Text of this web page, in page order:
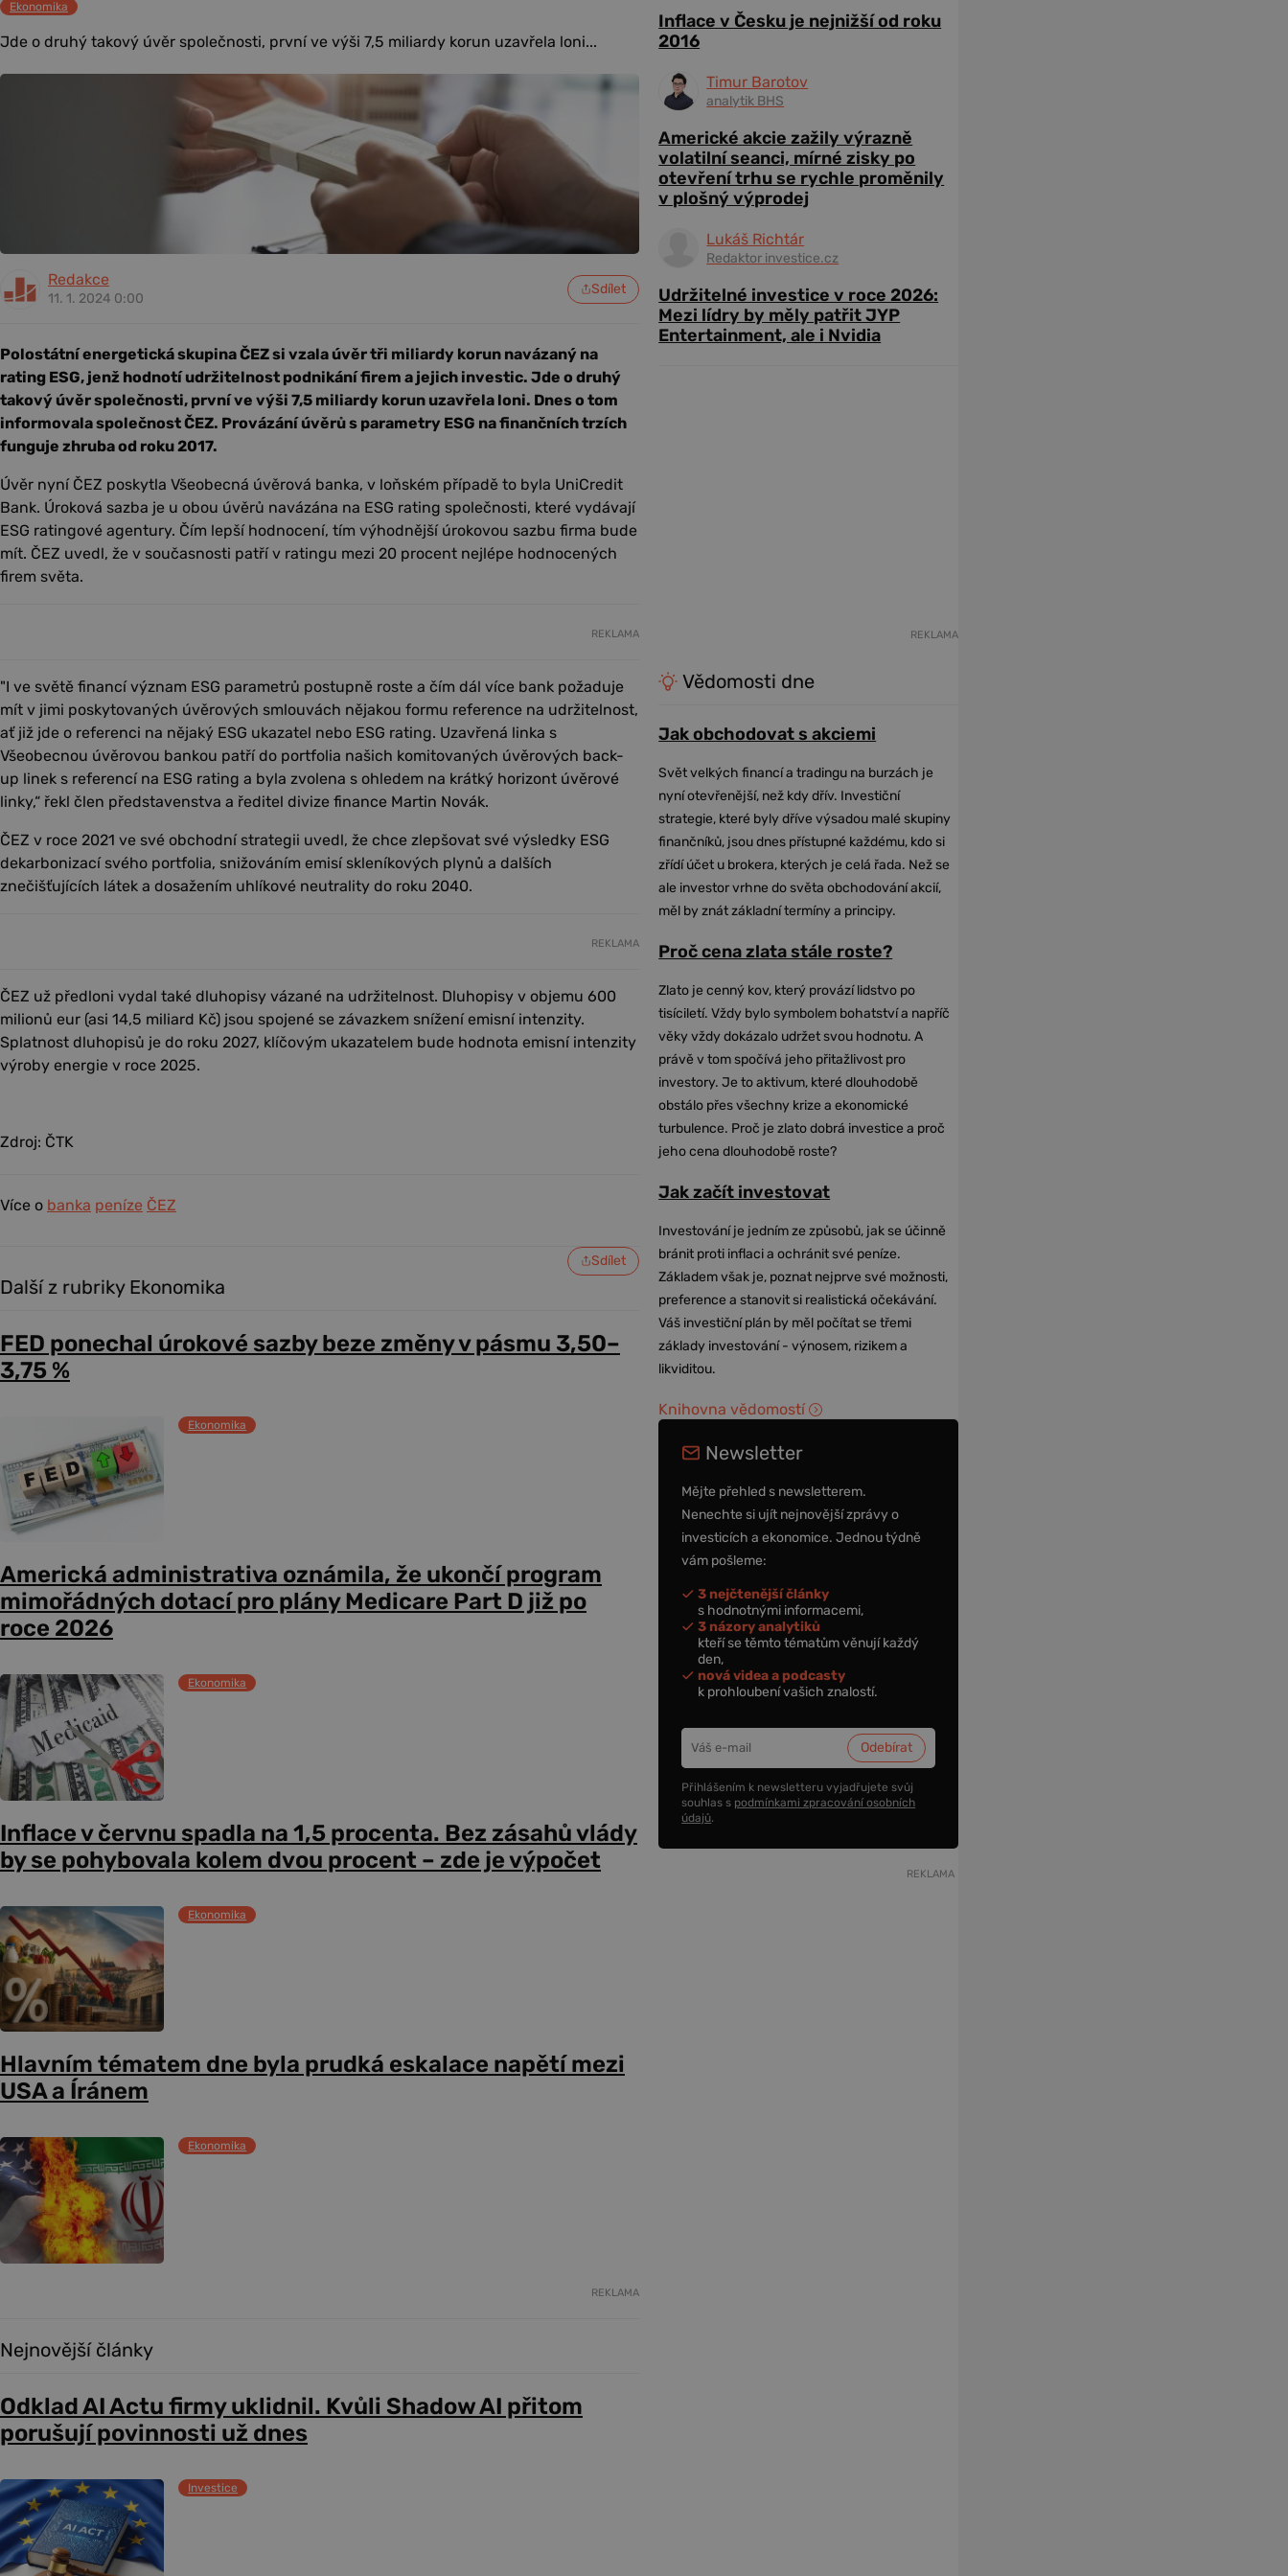
Ekonomika
Jde o druhý takový úvěr společnosti, první ve výši 7,5 miliardy korun uzavřela loni...
Redakce
11. 1. 2024 0:00
Sdílet
Polostátní energetická skupina ČEZ si vzala úvěr tři miliardy korun navázaný na
rating ESG, jenž hodnotí udržitelnost podnikání firem a jejich investic. Jde o druhý
takový úvěr společnosti, první ve výši 7,5 miliardy korun uzavřela loni. Dnes o tom
informovala společnost ČEZ. Provázání úvěrů s parametry ESG na finančních trzích
funguje zhruba od roku 2017.
Úvěr nyní ČEZ poskytla Všeobecná úvěrová banka, v loňském případě to byla UniCredit
Bank. Úroková sazba je u obou úvěrů navázána na ESG rating společnosti, které vydávají
ESG ratingové agentury. Čím lepší hodnocení, tím výhodnější úrokovou sazbu firma bude
mít. ČEZ uvedl, že v současnosti patří v ratingu mezi 20 procent nejlépe hodnocených
firem světa.
REKLAMA
"I ve světě financí význam ESG parametrů postupně roste a čím dál více bank požaduje
mít v jimi poskytovaných úvěrových smlouvách nějakou formu reference na udržitelnost,
ať již jde o referenci na nějaký ESG ukazatel nebo ESG rating. Uzavřená linka s
Všeobecnou úvěrovou bankou patří do portfolia našich komitovaných úvěrových back-
up linek s referencí na ESG rating a byla zvolena s ohledem na krátký horizont úvěrové
linky,“ řekl člen představenstva a ředitel divize finance Martin Novák.
ČEZ v roce 2021 ve své obchodní strategii uvedl, že chce zlepšovat své výsledky ESG
dekarbonizací svého portfolia, snižováním emisí skleníkových plynů a dalších
znečišťujících látek a dosažením uhlíkové neutrality do roku 2040.
REKLAMA
ČEZ už předloni vydal také dluhopisy vázané na udržitelnost. Dluhopisy v objemu 600
milionů eur (asi 14,5 miliard Kč) jsou spojené se závazkem snížení emisní intenzity.
Splatnost dluhopisů je do roku 2027, klíčovým ukazatelem bude hodnota emisní intenzity
výroby energie v roce 2025.
Zdroj: ČTK
Více o banka peníze ČEZ
Sdílet
Další z rubriky Ekonomika
FED ponechal úrokové sazby beze změny v pásmu 3,50–
3,75 %
Ekonomika
Americká administrativa oznámila, že ukončí program
mimořádných dotací pro plány Medicare Part D již po
roce 2026
Ekonomika
Inflace v červnu spadla na 1,5 procenta. Bez zásahů vlády
by se pohybovala kolem dvou procent – zde je výpočet
Ekonomika
Hlavním tématem dne byla prudká eskalace napětí mezi
USA a Íránem
Ekonomika
REKLAMA
Nejnovější články
Odklad AI Actu firmy uklidnil. Kvůli Shadow AI přitom
porušují povinnosti už dnes
Investice
Inflace v Česku je nejnižší od roku
2016
Timur Barotov
analytik BHS
Americké akcie zažily výrazně
volatilní seanci, mírné zisky po
otevření trhu se rychle proměnily
v plošný výprodej
Lukáš Richtár
Redaktor investice.cz
Udržitelné investice v roce 2026:
Mezi lídry by měly patřit JYP
Entertainment, ale i Nvidia
REKLAMA
Vědomosti dne
Jak obchodovat s akciemi
Svět velkých financí a tradingu na burzách je
nyní otevřenější, než kdy dřív. Investiční
strategie, které byly dříve výsadou malé skupiny
finančníků, jsou dnes přístupné každému, kdo si
zřídí účet u brokera, kterých je celá řada. Než se
ale investor vrhne do světa obchodování akcií,
měl by znát základní termíny a principy.
Proč cena zlata stále roste?
Zlato je cenný kov, který provází lidstvo po
tisíciletí. Vždy bylo symbolem bohatství a napříč
věky vždy dokázalo udržet svou hodnotu. A
právě v tom spočívá jeho přitažlivost pro
investory. Je to aktivum, které dlouhodobě
obstálo přes všechny krize a ekonomické
turbulence. Proč je zlato dobrá investice a proč
jeho cena dlouhodobě roste?
Jak začít investovat
Investování je jedním ze způsobů, jak se účinně
bránit proti inflaci a ochránit své peníze.
Základem však je, poznat nejprve své možnosti,
preference a stanovit si realistická očekávání.
Váš investiční plán by měl počítat se třemi
základy investování - výnosem, rizikem a
likviditou.
Knihovna vědomostí
Newsletter
Mějte přehled s newsletterem.
Nenechte si ujít nejnovější zprávy o
investicích a ekonomice. Jednou týdně
vám pošleme:
3 nejčtenější články
s hodnotnými informacemi,
3 názory analytiků
kteří se těmto tématům věnují každý
den,
nová videa a podcasty
k prohloubení vašich znalostí.
Přihlášením k newsletteru vyjadřujete svůj
souhlas s podmínkami zpracování osobních
údajů.
REKLAMA